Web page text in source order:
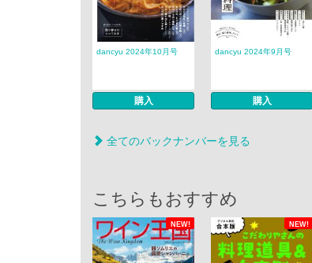
dancyu 2024年10月号
購入
dancyu 2024年9月号
購入
全てのバックナンバーを見る
こちらもおすすめ
NEW! NEW!